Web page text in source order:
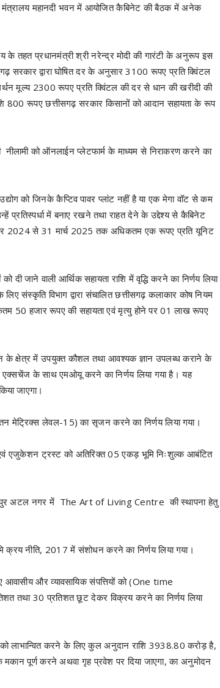
मंत्रालय महानदी भवन में आयोजित कैबिनेट की बैठक में अनेक
के तहत प्रधानमंत्री श्री नरेन्द्र मोदी की गारंटी के अनुरूप इस
सरकार द्वारा घोषित दर के अनुसार 3100 रूपए प्रति क्विंटल
मूल्य 2300 रूपए प्रति क्विंटल की दर से धान की खरीदी की
800 रूपए छत्तीसगढ़ सरकार किसानों को आदान सहायता के रूप
को ऑनलाईन प्लेटफार्म के माध्यम से निराकरण करने का
को जिनके कैप्टिव पावर प्लांट नहीं है या एक मेगा वॉट से कम
में बनाए रखने तथा राहत देने के उद्देश्य से कैबिनेट
2024 से 31 मार्च 2025 तक अधिकतम एक रूपए प्रति यूनिट
जाने वाली आर्थिक सहायता राशि में वृद्धि करने का निर्णय लिया
संस्कृति विभाग द्वारा संचालित छत्तीसगढ़ कलाकार कोष नियम
50 हजार रूपए की सहायता एवं मृत्यु होने पर 01 लाख रूपए
के क्षेत्र में उपयुक्त कौशल तथा आवश्यक ज्ञान उपलब्ध कराने के
एक्सचेंज के साथ एमओयू करने का निर्णय लिया गया है। यह
जाएगा।
मेट्रिक्स लेवल-15) का सृजन करने का निर्णय लिया गया।
एजुकेशन ट्रस्ट को अतिरिक्त 05 एकड़ भूमि निःशुल्क आबंटित
अटल नगर में The Art of Living Centre की स्थापना हेतु
क्रय नीति, 2017 में संशोधन करने का निर्णय लिया गया।
आवासीय और व्यावसायिक संपत्तियों को (One time
तथा 30 प्रतिशत छूट देकर विक्रय करने का निर्णय लिया
लाभान्वित करने के लिए कुल अनुदान राशि 3938.80 करोड़ है,
पूर्ण करने अथवा गृह प्रवेश पर दिया जाएगा, का अनुमोदन